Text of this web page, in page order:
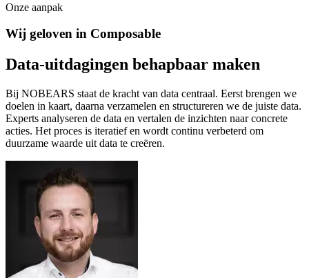
Onze aanpak
Wij geloven in Composable
Data-uitdagingen behapbaar maken
Bij NOBEARS staat de kracht van data centraal. Eerst brengen we
doelen in kaart, daarna verzamelen en structureren we de juiste data.
Experts analyseren de data en vertalen de inzichten naar concrete
acties. Het proces is iteratief en wordt continu verbeterd om
duurzame waarde uit data te creëren.